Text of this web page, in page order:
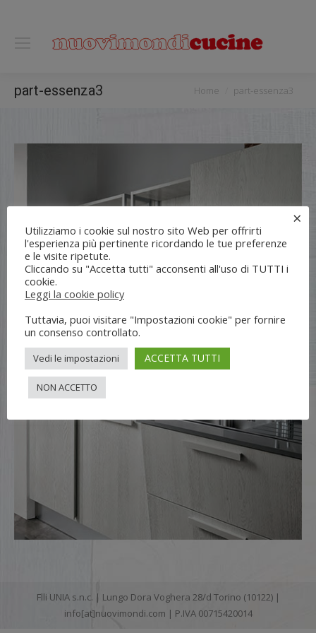
part-essenza3 You are here:
Home part-essenza3
Flli UNIA s.n.c. | Lungo Dora Voghera 28/d Torino (10122) |
info[at]nuovimondi.com | P.IVA 00715420014
Utilizziamo i cookie sul nostro sito Web per offrirti
l'esperienza più pertinente ricordando le tue preferenze
e le visite ripetute.
Cliccando su "Accetta tutti" acconsenti all'uso di TUTTI i
cookie.
Leggi la cookie policy
×
Tuttavia, puoi visitare "Impostazioni cookie" per fornire
un consenso controllato.
Vedi le impostazioni ACCETTA TUTTI
NON ACCETTO